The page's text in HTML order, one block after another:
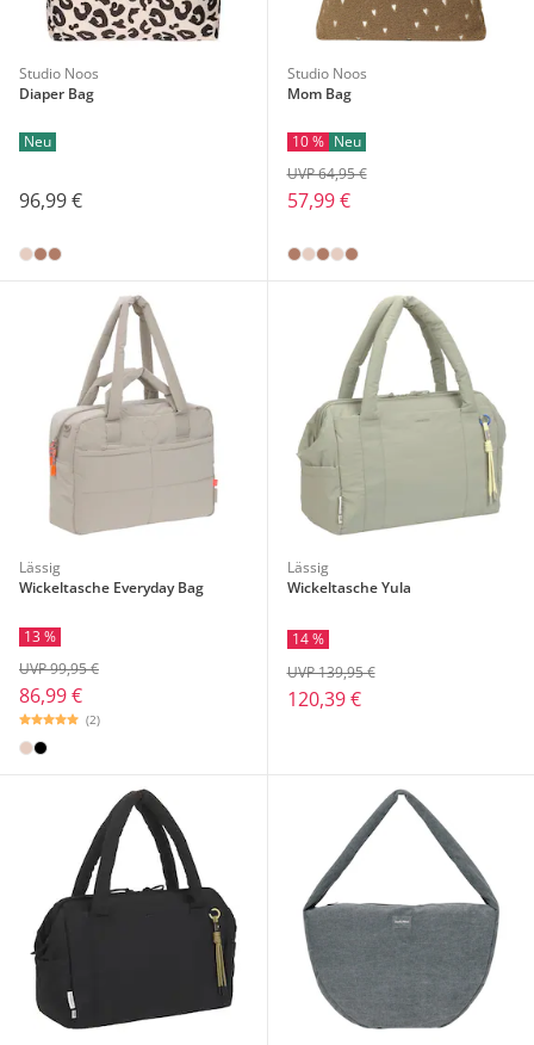
Studio Noos
Diaper Bag
Neu
96,99 €
Studio Noos
Mom Bag
10 % Neu
57,99 €
UVP 64,95 €
Lässig
Wickeltasche Everyday Bag
13 %
86,99 €
UVP 99,95 €
(2)
Lässig
Wickeltasche Yula
14 %
120,39 €
UVP 139,95 €